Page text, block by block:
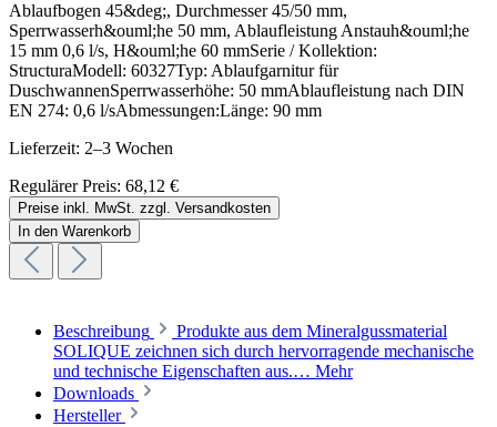
Ablaufbogen 45&deg;, Durchmesser 45/50 mm,
Sperrwasserh&ouml;he 50 mm, Ablaufleistung Anstauh&ouml;he
15 mm 0,6 l/s, H&ouml;he 60 mmSerie / Kollektion:
StructuraModell: 60327Typ: Ablaufgarnitur für
DuschwannenSperrwasserhöhe: 50 mmAblaufleistung nach DIN
EN 274: 0,6 l/sAbmessungen:Länge: 90 mm
Lieferzeit: 2–3 Wochen
Regulärer Preis: 68,12 €
Preise inkl. MwSt. zzgl. Versandkosten
In den Warenkorb
Beschreibung
Produkte aus dem Mineralgussmaterial
SOLIQUE zeichnen sich durch hervorragende mechanische
und technische Eigenschaften aus.… Mehr
Downloads
Hersteller